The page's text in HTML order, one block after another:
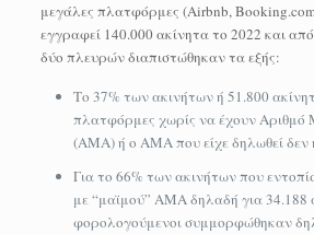
μεγάλες πλατφόρμες (Airbnb,
εγγραφεί 140.000 ακίνητα το 2022 και
δύο πλευρών διαπιστώθηκαν τα εξής:
Το 37% των ακινήτων ή 51.800
πλατφόρμες χωρίς να έχουν
(ΑΜΑ) ή o AMA που είχε δηλωθεί δεν
Για το 66% των ακινήτων που
με “μαϊμού” ΑΜΑ δηλαδή για 34.188
φορολογούμενοι συμμορφώθηκαν